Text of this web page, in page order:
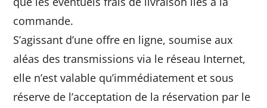
commande.
S’agissant d’une offre en ligne, soumise aux
aléas des transmissions via le réseau Internet,
elle n’est valable qu’immédiatement et sous
réserve de l’acceptation de la réservation par le